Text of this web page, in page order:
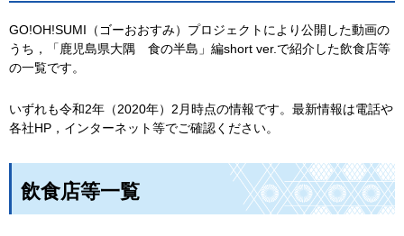
GO!OH!SUMI（ゴーおおすみ）プロジェクトにより公開した動画の
うち，「鹿児島県大隅
食の半島」編short ver.で紹介した飲食店等
の一覧です。
いずれも令和2年（2020年）2月時点の情報です。最新情報は電話や
各社HP，インターネット等でご確認ください。
飲食店等一覧